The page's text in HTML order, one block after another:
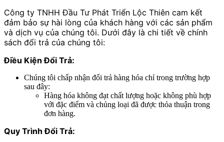
Công ty TNHH Đầu Tư Phát Triển Lộc Thiên cam kết
đảm bảo sự hài lòng của khách hàng với các sản phẩm
và dịch vụ của chúng tôi. Dưới đây là chi tiết về chính
sách đổi trả của chúng tôi:
Điều Kiện Đổi Trả:
Chúng tôi chấp nhận đổi trả hàng hóa chỉ trong trường hợp
sau đây:
Hàng hóa không đạt chất lượng hoặc không phù hợp
với đặc điểm và chủng loại đã được thỏa thuận trong
đơn hàng.
Quy Trình Đổi Trả: